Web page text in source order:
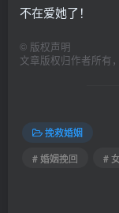
不在爱她了！
© 版权声明
文章版权归作者所有
挽救婚姻
# 婚姻挽回
#